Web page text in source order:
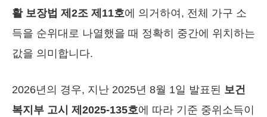
활 보장법 제2조 제11호에 의거하여, 전체 가구 소
득을 순위대로 나열했을 때 정확히 중간에 위치하는
값을 의미합니다.
2026년의 경우, 지난 2025년 8월 1일 발표된 보건
복지부 고시 제2025-135호에 따라 기준 중위소득이